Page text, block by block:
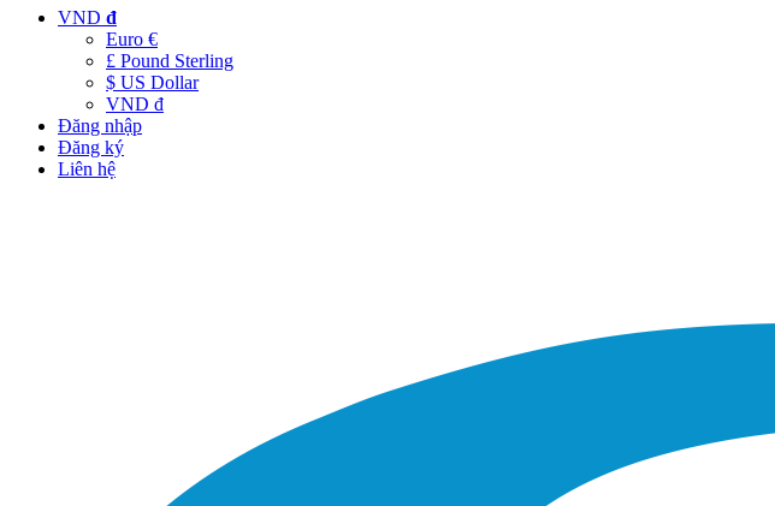
VND đ
Euro €
£ Pound Sterling
$ US Dollar
VND đ
Đăng nhập
Đăng ký
Liên hệ